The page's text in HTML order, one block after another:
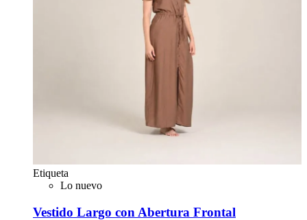
Etiqueta
Lo nuevo
Vestido Largo con Abertura Frontal